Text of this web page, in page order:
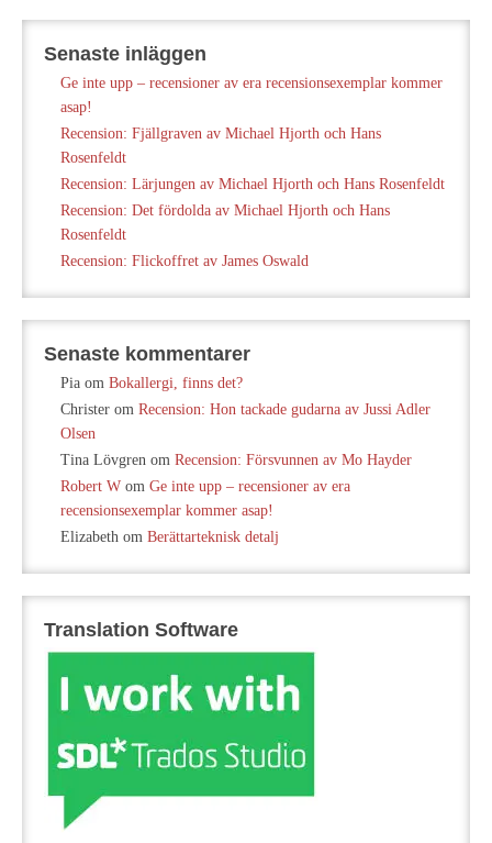
Senaste inläggen
Ge inte upp – recensioner av era recensionsexemplar kommer
asap!
Recension: Fjällgraven av Michael Hjorth och Hans
Rosenfeldt
Recension: Lärjungen av Michael Hjorth och Hans Rosenfeldt
Recension: Det fördolda av Michael Hjorth och Hans
Rosenfeldt
Recension: Flickoffret av James Oswald
Senaste kommentarer
Pia om Bokallergi, finns det?
Christer om Recension: Hon tackade gudarna av Jussi Adler
Olsen
Tina Lövgren om Recension: Försvunnen av Mo Hayder
Robert W om Ge inte upp – recensioner av era
recensionsexemplar kommer asap!
Elizabeth om Berättarteknisk detalj
Translation Software